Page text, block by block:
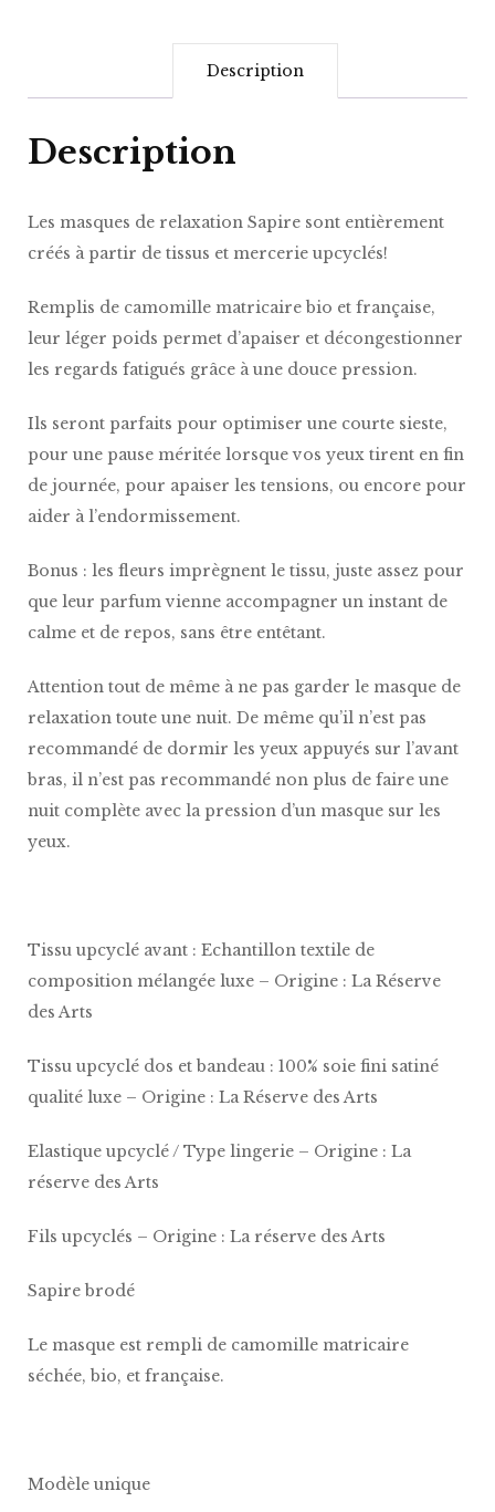
Description
Description
Les masques de relaxation Sapire sont entièrement
créés à partir de tissus et mercerie upcyclés!
Remplis de camomille matricaire bio et française,
leur léger poids permet d’apaiser et décongestionner
les regards fatigués grâce à une douce pression.
Ils seront parfaits pour optimiser une courte sieste,
pour une pause méritée lorsque vos yeux tirent en fin
de journée, pour apaiser les tensions, ou encore pour
aider à l’endormissement.
Bonus : les fleurs imprègnent le tissu, juste assez pour
que leur parfum vienne accompagner un instant de
calme et de repos, sans être entêtant.
Attention tout de même à ne pas garder le masque de
relaxation toute une nuit. De même qu’il n’est pas
recommandé de dormir les yeux appuyés sur l’avant
bras, il n’est pas recommandé non plus de faire une
nuit complète avec la pression d’un masque sur les
yeux.
Tissu upcyclé avant : Echantillon textile de
composition mélangée luxe – Origine : La Réserve
des Arts
Tissu upcyclé dos et bandeau : 100% soie fini satiné
qualité luxe – Origine : La Réserve des Arts
Elastique upcyclé / Type lingerie – Origine : La
réserve des Arts
Fils upcyclés – Origine : La réserve des Arts
Sapire brodé
Le masque est rempli de camomille matricaire
séchée, bio, et française.
Modèle unique